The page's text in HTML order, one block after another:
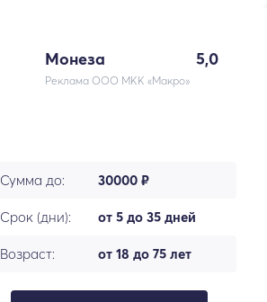
Монеза 5,0
Реклама ООО МКК «Макро»
Сумма до: 30000 ₽
Срок (дни): от 5 до 35 дней
Возраст: от 18 до 75 лет